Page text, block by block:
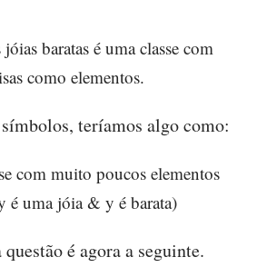
baratas é uma classe com
como elementos.
teríamos algo como:
com muito poucos elementos
uma jóia & y é barata)
é agora a seguinte.